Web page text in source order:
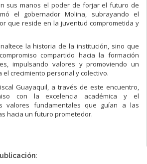
sus manos el poder de forjar el futuro de
el gobernador Molina, subrayando el
que reside en la juventud comprometida y
la historia de la institución, sino que
compartido hacia la formación
impulsando valores y promoviendo un
crecimiento personal y colectivo.
Guayaquil, a través de este encuentro,
con la excelencia académica y el
valores fundamentales que guían a las
hacia un futuro prometedor.